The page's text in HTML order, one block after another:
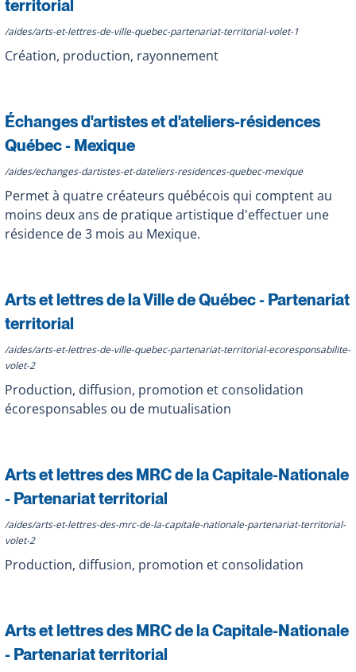
territorial
/aides/arts-et-lettres-de-ville-quebec-partenariat-territorial-volet-1
Création, production, rayonnement
Échanges d'artistes et d'ateliers-résidences
Québec - Mexique
/aides/echanges-dartistes-et-dateliers-residences-quebec-mexique
Permet à quatre créateurs québécois qui comptent au
moins deux ans de pratique artistique d'effectuer une
résidence de 3 mois au Mexique.
Arts et lettres de la Ville de Québec - Partenariat
territorial
/aides/arts-et-lettres-de-ville-quebec-partenariat-territorial-ecoresponsabilite-
volet-2
Production, diffusion, promotion et consolidation
écoresponsables ou de mutualisation
Arts et lettres des MRC de la Capitale-Nationale
- Partenariat territorial
/aides/arts-et-lettres-des-mrc-de-la-capitale-nationale-partenariat-territorial-
volet-2
Production, diffusion, promotion et consolidation
Arts et lettres des MRC de la Capitale-Nationale
- Partenariat territorial